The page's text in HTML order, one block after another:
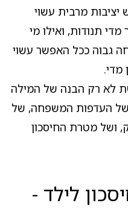
מרבית עשוי
תנודות, ואילו מי
גבוה ככל האפשר עשוי
מדי.
לא רק הבנה של המילה
של העדפות המשפחה, של
ושל מטרת החיסכון
לילד -